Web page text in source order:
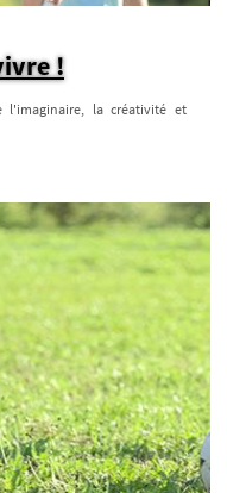
!
l'imaginaire, la créativité et